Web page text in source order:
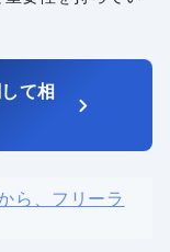
て相
ら、フリーラ